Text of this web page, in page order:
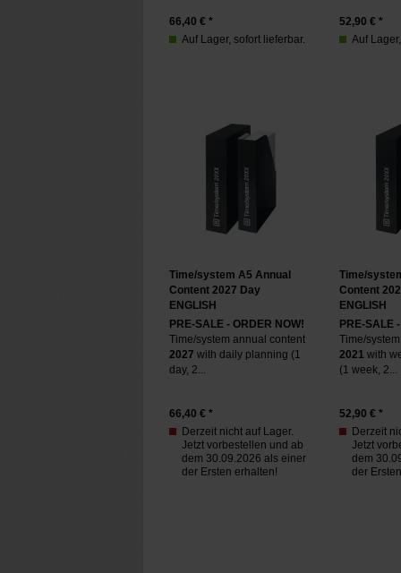
66,40 € *
Auf Lager, sofort lieferbar.
52,90 € *
Auf
Time/system A5 Annual
Content 2027 Day
ENGLISH
PRE-SALE - ORDER NOW!
Time/system annual content
2027 with daily planning (1
day, 2...
66,40 € *
Derzeit nicht auf Lager.
Jetzt vorbestellen und ab
dem 30.09.2026 als einer
der Ersten erhalten!
Time/
Content
ENGLISH
PRE-SALE
Time/
2021 with
(1 week, 2...
52,90 € *
Derzeit
Jetzt
dem
der